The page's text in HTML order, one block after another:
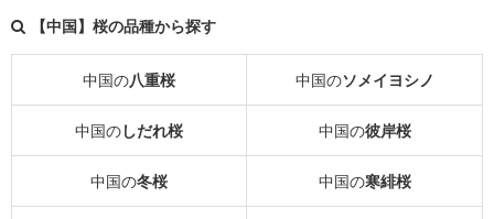
【中国】桜の品種から探す
中国の八重桜 中国のソメイヨシノ
中国のしだれ桜 中国の彼岸桜
中国の冬桜 中国の寒緋桜